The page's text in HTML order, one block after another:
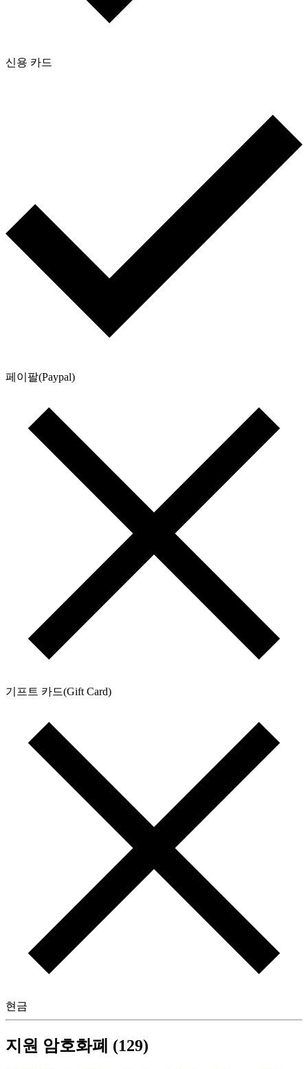
신용 카드
페이팔(Paypal)
기프트 카드(Gift Card)
현금
지원 암호화폐 (129)